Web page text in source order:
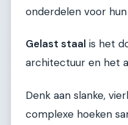
onderdelen voor
Gelast staal is het
architectuur en het
Denk aan slanke,
complexe hoeken